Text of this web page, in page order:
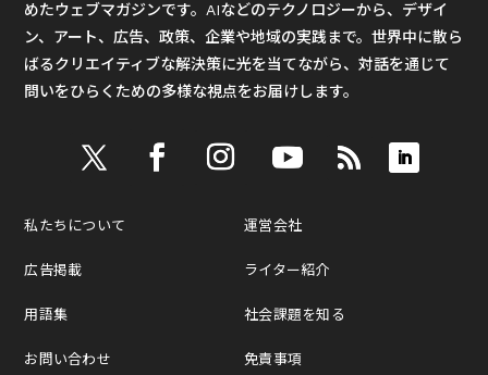
めたウェブマガジンです。AIなどのテクノロジーから、デザイ
ン、アート、広告、政策、企業や地域の実践まで。世界中に散ら
ばるクリエイティブな解決策に光を当てながら、対話を通じて
問いをひらくための多様な視点をお届けします。
私たちについて
広告掲載
用語集
お問い合わせ
運営会社
ライター紹介
社会課題を知る
免責事項